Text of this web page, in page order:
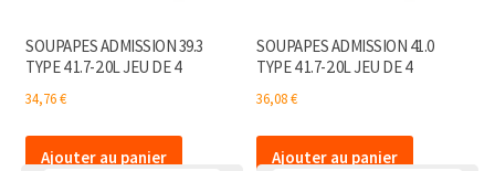
SOUPAPES ADMISSION 39.3
TYPE 4 1.7-2.0L JEU DE 4
34,76€
Ajouter au panier
SOUPAPES ADMISSION 41.0
TYPE 4 1.7-2.0L JEU DE 4
36,08€
Ajouter au panier